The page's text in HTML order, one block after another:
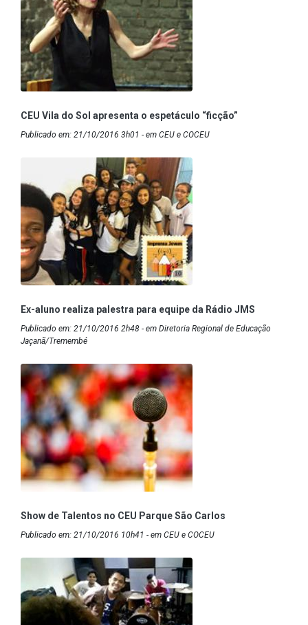
CEU Vila do Sol apresenta o espetáculo “ficção”
Publicado em: 21/10/2016 3h01 - em CEU e COCEU
Ex-aluno realiza palestra para equipe da Rádio JMS
Publicado em: 21/10/2016 2h48 - em Diretoria Regional de Educação
Jaçanã/Tremembé
Show de Talentos no CEU Parque São Carlos
Publicado em: 21/10/2016 10h41 - em CEU e COCEU